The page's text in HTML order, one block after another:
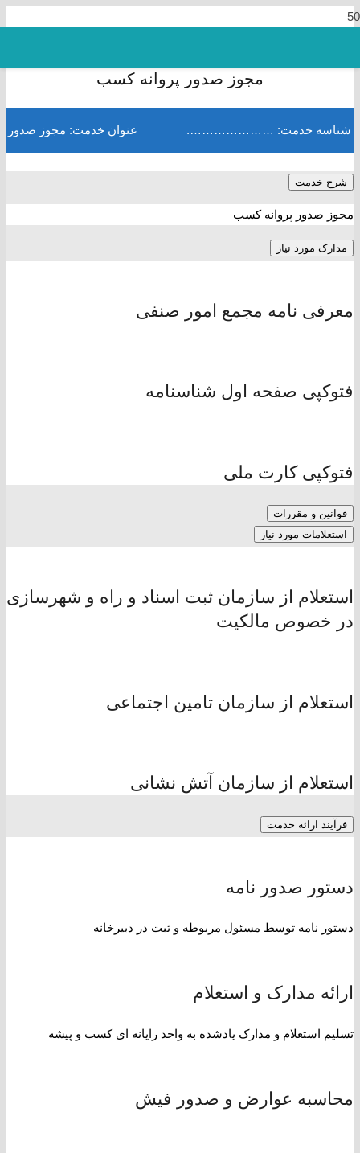
مجوز صدور پروانه کسب
شناسه خدمت: …………………. عنوان خدمت: مجوز صدور
شرح خدمت
مجوز صدور پروانه کسب
مدارک مورد نیاز
معرفی نامه مجمع امور صنفی
فتوکپی صفحه اول شناسنامه
فتوکپی کارت ملی
قوانین و مقررات
استعلامات مورد نیاز
استعلام از سازمان ثبت اسناد و راه و شهرسازی
در خصوص مالکیت
استعلام از سازمان تامین اجتماعی
استعلام از سازمان آتش نشانی
فرآیند ارائه خدمت
دستور صدور نامه
دستور نامه توسط مسئول مربوطه و ثبت در دبیرخانه
ارائه مدارک و استعلام
تسلیم استعلام و مدارک یادشده به واحد رایانه ای کسب و پیشه
محاسبه عوارض و صدور فيش